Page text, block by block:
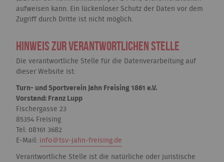
aufweisen kann. Ein lückenloser Schutz der Daten vor dem
Zugriff durch Dritte ist nicht möglich.
Hinweis zur verantwortlichen Stelle
Die verantwortliche Stelle für die Datenverarbeitung auf
dieser Website ist:
Turn- und Sportverein Jahn Freising 1861 e.V.
Vorstand: Franz Lupp
Fischergasse 23
85354 Freising
Tel: 08161 3682
E-Mail: info＠tsv-jahn-freising.de
Verantwortliche Stelle ist die natürliche oder juristische